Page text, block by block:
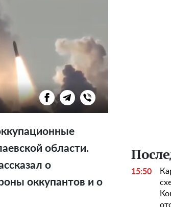
области.
о
оккупантов и о
15:50